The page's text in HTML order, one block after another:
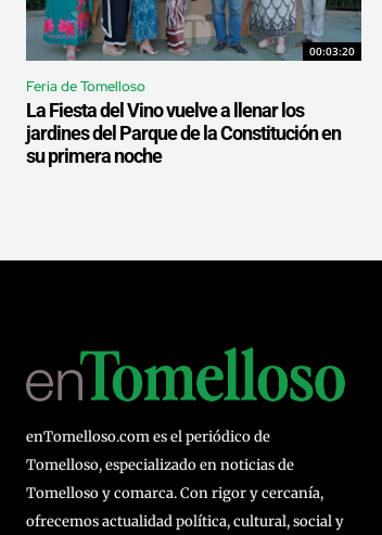
00:03:20
Feria de Tomelloso
La Fiesta del Vino vuelve a llenar los
jardines del Parque de la Constitución en
su primera noche
enTomelloso.com es el periódico de
Tomelloso, especializado en noticias de
Tomelloso y comarca. Con rigor y cercanía,
ofrecemos actualidad política, cultural, social y